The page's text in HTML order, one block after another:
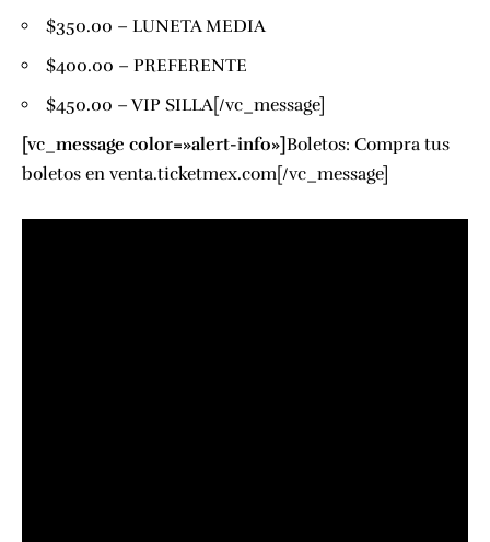
$350.00 – LUNETA MEDIA
$400.00 – PREFERENTE
$450.00 – VIP SILLA[/vc_message]
[vc_message color=»alert-info»]Boletos: Compra tus
boletos en venta.ticketmex.com[/vc_message]